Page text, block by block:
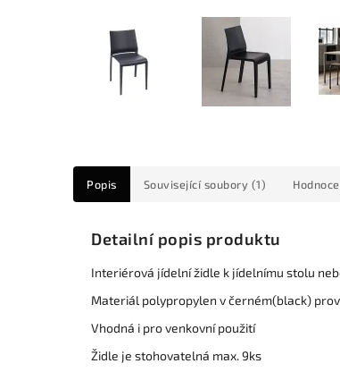
Popis Související soubory (1)
Detailní popis produktu
Interiérová jídelní židle k jídelnímu stolu
Materiál polypropylen v černém(black)
Vhodná i pro venkovní použití
Židle je stohovatelná max. 9ks